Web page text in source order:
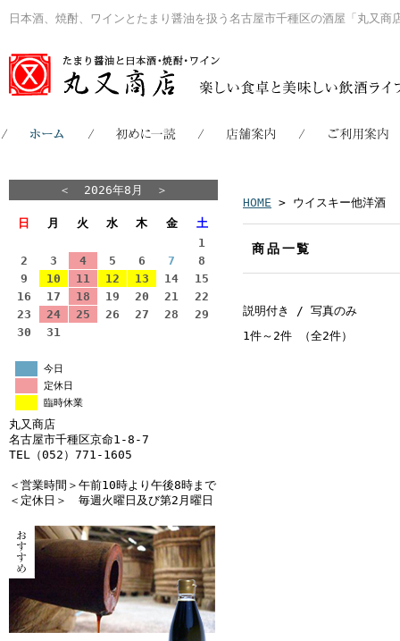
日本酒、焼酎、ワインとたまり醤油を扱う名古屋市千種区の酒屋「丸又商
＜ 2026年8月 ＞
日 月 火 水 木 金 土
1
2
3 4 5 6 7
8
9
10 11 12 13 14
15
16
17 18 19 20 21
22
23
24 25 26 27 28
29
30
31
今日
定休日
臨時休業
丸又商店
名古屋市千種区京命1-8-7
TEL（052）771-1605
＜営業時間＞午前10時より午後8時まで
＜定休日＞ 毎週火曜日及び第2月曜日
HOME > ウイスキー他洋酒
商品一覧
説明付き
/ 写真のみ
1件～2件 （全2件）